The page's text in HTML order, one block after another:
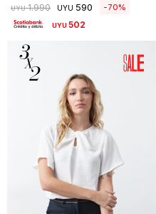
UYU 1.990 UYU 590 70
UYU502